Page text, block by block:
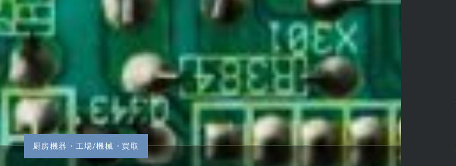
厨房機器 ・ 工場/機械 ・ 買取